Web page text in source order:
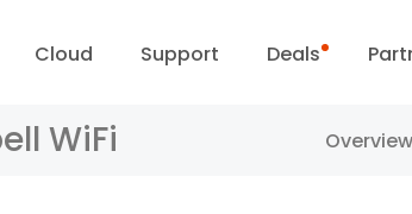
Cloud Support
Support Center
Deals
WiFi Overview